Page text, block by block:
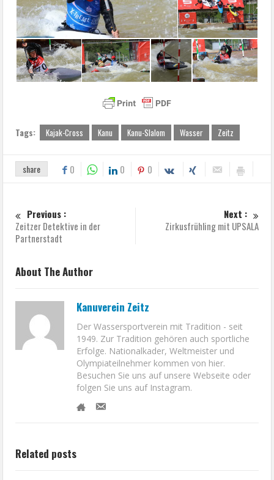
Tags: Kajak-Cross Kanu Kanu-Slalom Wasser Zeitz
share 0 0 0
Previous :
Zeitzer Detektive in der
Partnerstadt
Next :
Zirkusfrühling mit UPSALA
About The Author
Kanuverein Zeitz
Der Wassersportverein mit Tradition - seit
1949. Zur Tradition gehören auch sportliche
Erfolge. Nationalkader, Weltmeister und
Olympiateilnehmer kommen von hier.
Besuchen Sie uns auf unsere Webseite oder
folgen Sie uns auf Instagram.
Related posts